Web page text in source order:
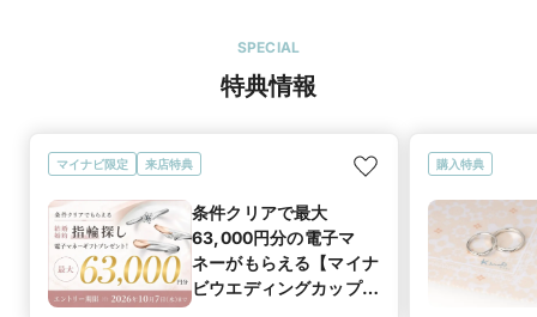
SPECIAL
特典情報
マイナビ限定 来店特典
条件クリアで最大
63,000円分の電子マ
ネーがもらえる【マイナ
ビウエディングカップル
購入特典